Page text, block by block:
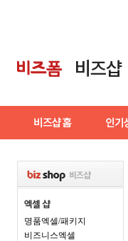
명품엑셀/패키지
비즈니스엑셀